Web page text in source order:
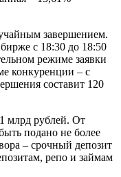
завершением.
с 18:30 до 18:50
режиме заявки
конкуренции – с
составит 120
млрд рублей. От
подано не более
– срочный депозит
репо и займам